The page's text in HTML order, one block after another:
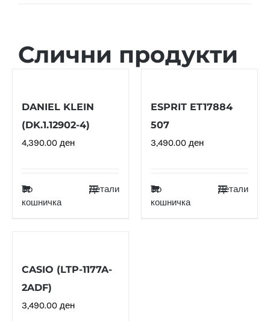
Слични продукти
DANIEL KLEIN
(DK.1.12902-4)
4,390.00 ден
Во
кошничка
Детали
ESPRIT ET17884
507
3,490.00 ден
Во
кошничка
Детали
CASIO (LTP-1177A-
2ADF)
3,490.00 ден